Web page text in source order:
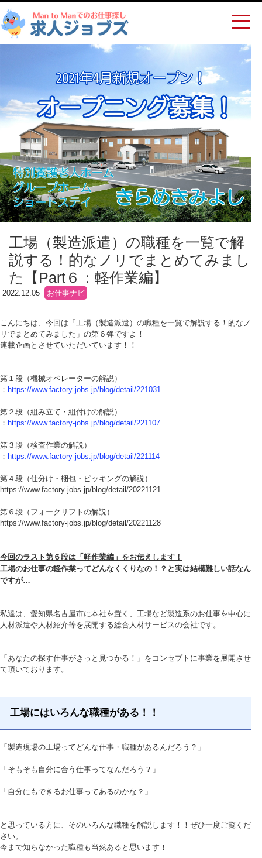
工場（製造派遣）の職種を一覧で解
説する！的なノリでまとめてみまし
た【Part６：軽作業編】
2022.12.05 お仕事ナビ
こんにちは、今回は「工場（製造派遣）の職種を一覧で解説する！的なノ
リでまとめてみました」の第６ 弾ですよ！
連載企画とさせていただいています！！
第１段（機械オペレーターの解説）
： https://www.factory-jobs.jp/blog/detail/221031
第２段（組み立て・組付けの解説）
： https://www.factory-jobs.jp/blog/detail/221107
第３段（検査作業の解説）
： https://www.factory-jobs.jp/blog/detail/221114
第４段（仕分け・梱包・ピッキングの解説）
https://www.factory-jobs.jp/blog/detail/20221121
第６段（フォークリフトの解説）
https://www.factory-jobs.jp/blog/detail/20221128
今回のラスト第６段は「軽作業編」をお伝えします！
工場のお仕事の軽作業ってどんなくくりなの！？と実は結構難しい話なん
ですが…
私達は、愛知県名古屋市に本社を置く、工場など製造系のお仕事を中心に
人材派遣や人材紹介等を展開する総合人材サービスの会社です。
「あなたの探す仕事がきっと見つかる！」をコンセプトに事業を展開させ
て頂いております。
工場にはいろんな職種がある！！
「製造現場の工場ってどんな仕事・職種があるんだろう？」
「そもそも自分に合う仕事ってなんだろう？」
「自分にもできるお仕事ってあるのかな？」
と思っている方に、そのいろんな職種を解説します！！ぜひ一度ご覧くだ
さい。
今まで知らなかった職種も当然あると思います！